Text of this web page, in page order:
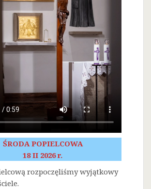
ŚRODA POPIELCOWA
18 II 2026 r.
rozpoczęliśmy wyjątkowy